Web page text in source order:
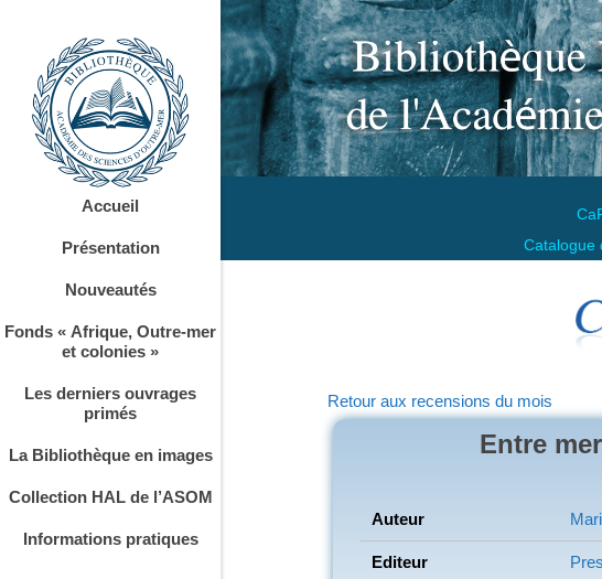
Catalogue
Accueil
Présentation
Nouveautés
Fonds « Afrique, Outre-mer
et colonies »
Les derniers ouvrages
primés
La Bibliothèque en images
Collection HAL de l’ASOM
Informations pratiques
Retour aux recensions du mois
Entre
Auteur
Editeur